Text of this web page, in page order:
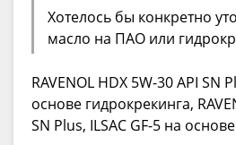
Хотелось бы конкретно
масло на ПАО или
RAVENOL HDX 5W-30 API SN
основе гидрокрекинга,
SN Plus, ILSAC GF-5 на